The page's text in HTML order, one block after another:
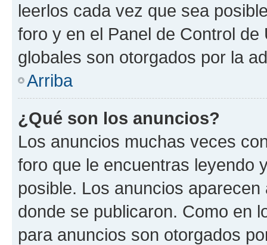
leerlos cada vez que sea
foro y en el Panel de Control
globales son otorgados por la
Arriba
¿Qué son los anuncios?
Los anuncios muchas veces
foro que le encuentras leyendo
posible. Los anuncios
donde se publicaron. Como en
para anuncios son otorgados